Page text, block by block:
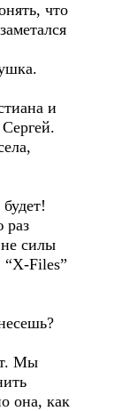
что
и
раз
силы
Files”
Мы
она, как